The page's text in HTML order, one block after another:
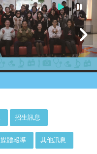
招生訊息
媒體報導 其他訊息